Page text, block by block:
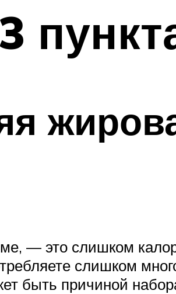
— это слишком
слишком
быть причиной